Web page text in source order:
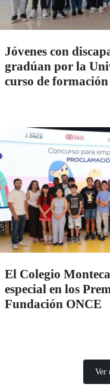
Jóvenes con
gradúan por la
curso de
El Colegio
especial en los
Fundación ONCE
Ver